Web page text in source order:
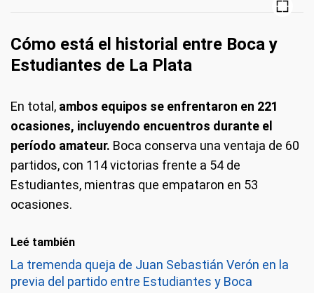
Cómo está el historial entre Boca y
Estudiantes de La Plata
En total, ambos equipos se enfrentaron en 221
ocasiones, incluyendo encuentros durante el
período amateur. Boca conserva una ventaja de 60
partidos, con 114 victorias frente a 54 de
Estudiantes, mientras que empataron en 53
ocasiones.
Leé también
La tremenda queja de Juan Sebastián Verón en la
previa del partido entre Estudiantes y Boca